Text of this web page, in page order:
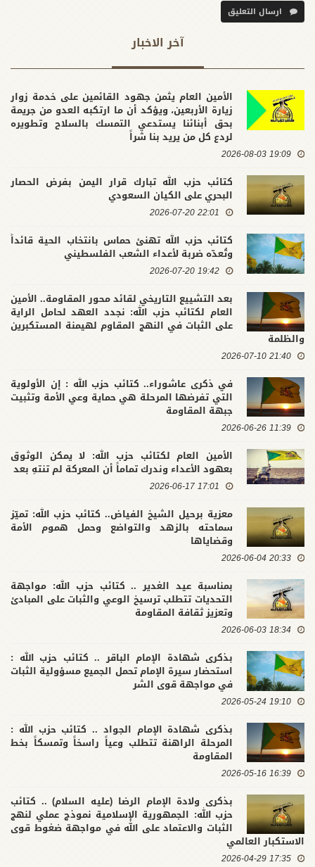
ارسال التعليق
آخر الاخبار
الأمين العام يثمن جهود القائمين على خدمة زوار
زيارة الأربعين، ويؤكد أن ما ارتكبه العدو من جريمة
بحق أبنائنا يستدعي التمسك بالسلاح وتطويره
لردع كل من يريد بنا شراً
19:09 2026-08-03
كتائب حزب الله تبارك قرار اليمن بفرض الحصار
البحري على الكيان السعودي
22:01 2026-07-20
كتائب حزب الله تهنئ حماس بانتخاب الحية قائداً
وتُعدّه ضربة لأعداء الشعب الفلسطيني
19:42 2026-07-20
بعد التشييع التاريخي لقائد محور المقاومة.. الأمين
العام لكتائب حزب الله: نجدد العهد لحامل الراية
على الثبات في النهج المقاوم لهيمنة المستكبرين
والظلمة
21:40 2026-07-10
في ذكرى عاشوراء.. كتائب حزب الله : إن الأولوية
التي تفرضها المرحلة هي حماية وعي الأمة وتثبيت
جبهة المقاومة
11:39 2026-06-26
الأمين العام لكتائب حزب الله: لا يمكن الوثوق
بعهود الأعداء وندرك تماماً أن المعركة لم تنتهِ بعد
17:01 2026-06-17
معزية برحيل الشيخ الفياض.. كتائب حزب الله: تميّز
سماحته بالزهد والتواضع وحمل هموم الأمة
وقضاياها
20:33 2026-06-04
بمناسبة عيد الغدير .. كتائب حزب الله: مواجهة
التحديات تتطلب ترسيخ الوعي والثبات على المبادئ
وتعزيز ثقافة المقاومة
18:34 2026-06-03
بذكرى شهادة الإمام الباقر .. كتائب حزب الله :
استحضار سيرة الإمام تحمل الجميع مسؤولية الثبات
في مواجهة قوى الشر
19:10 2026-05-24
بذكرى شهادة الإمام الجواد .. كتائب حزب الله :
المرحلة الراهنة تتطلب وعياً راسخاً وتمسكاً بخط
المقاومة
16:39 2026-05-16
بذكرى ولادة الإمام الرضا (عليه السلام) .. كتائب
حزب الله: الجمهورية الإسلامية نموذج عملي لنهج
الثبات والاعتماد على الله في مواجهة ضغوط قوى
الاستكبار العالمي
17:35 2026-04-29